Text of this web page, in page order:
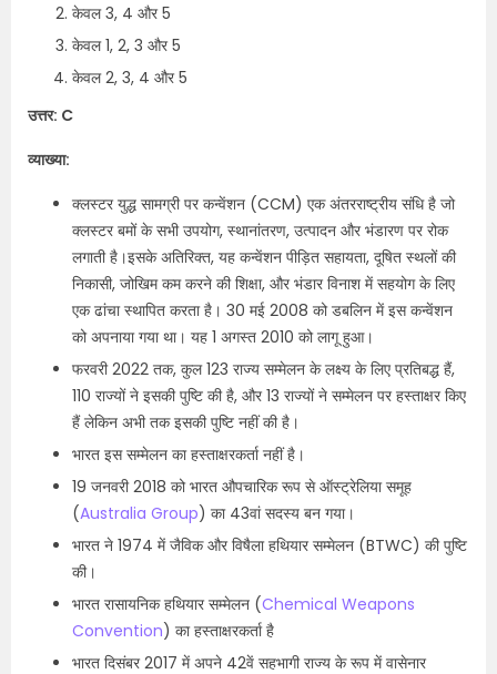
केवल 3, 4 और 5
केवल 1, 2, 3 और 5
केवल 2, 3, 4 और 5
उत्तर: C
व्याख्या:
क्लस्टर युद्ध सामग्री पर कन्वेंशन (CCM) एक अंतरराष्ट्रीय संधि है जो
क्लस्टर बमों के सभी उपयोग, स्थानांतरण, उत्पादन और भंडारण पर रोक
लगाती है।इसके अतिरिक्त, यह कन्वेंशन पीड़ित सहायता, दूषित स्थलों की
निकासी, जोखिम कम करने की शिक्षा, और भंडार विनाश में सहयोग के लिए
एक ढांचा स्थापित करता है। 30 मई 2008 को डबलिन में इस कन्वेंशन
को अपनाया गया था। यह 1 अगस्त 2010 को लागू हुआ।
फरवरी 2022 तक, कुल 123 राज्य सम्मेलन के लक्ष्य के लिए प्रतिबद्ध हैं,
110 राज्यों ने इसकी पुष्टि की है, और 13 राज्यों ने सम्मेलन पर हस्ताक्षर किए
हैं लेकिन अभी तक इसकी पुष्टि नहीं की है।
भारत इस सम्मेलन का हस्ताक्षरकर्ता नहीं है।
19 जनवरी 2018 को भारत औपचारिक रूप से ऑस्ट्रेलिया समूह
(Australia Group) का 43वां सदस्य बन गया।
भारत ने 1974 में जैविक और विषैला हथियार सम्मेलन (BTWC) की पुष्टि
की।
भारत रासायनिक हथियार सम्मेलन (Chemical Weapons
Convention) का हस्ताक्षरकर्ता है
भारत दिसंबर 2017 में अपने 42वें सहभागी राज्य के रूप में वासेनार